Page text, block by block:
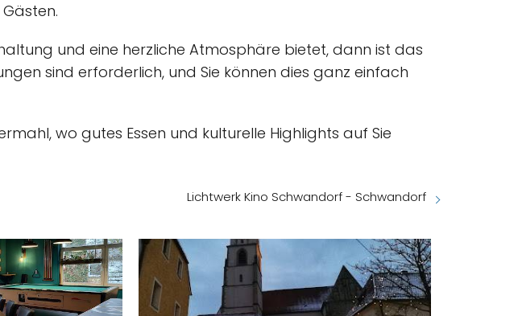
und eine herzliche Atmosphäre bietet, dann ist das
sind erforderlich, und Sie können dies ganz einfach
wo gutes Essen und kulturelle Highlights auf Sie
Lichtwerk Kino Schwandorf - Schwandorf